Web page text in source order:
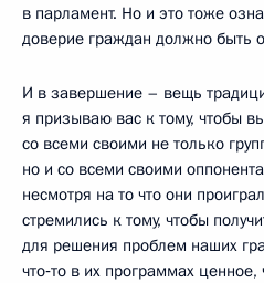
в парламент. Но и это тоже
доверие граждан должно быть
И в завершение – вещь
я призываю вас к тому, чтобы
со всеми своими не только
но и со всеми своими
несмотря на то что они
стремились к тому, чтобы
для решения проблем наших
что‑то в их программах